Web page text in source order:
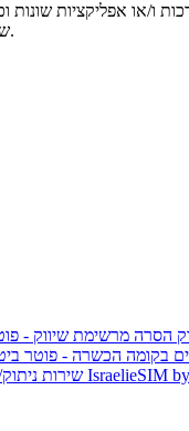
אפליקציות שונות
של פלאפון או לאתר היצרן או ליצרן או ליבואן.
הסרה מרשימת שיווק -
בקומה הכשרה - פוטר
שירות IsraelieSIM